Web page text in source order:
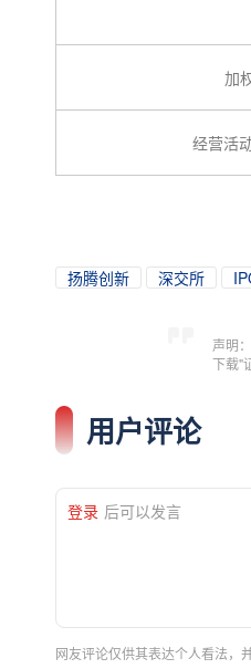
加
经营活
扬腾创新 深交所
声明
下载"
用户评论
登录 后可以发言
网友评论仅供其表达个人看法，